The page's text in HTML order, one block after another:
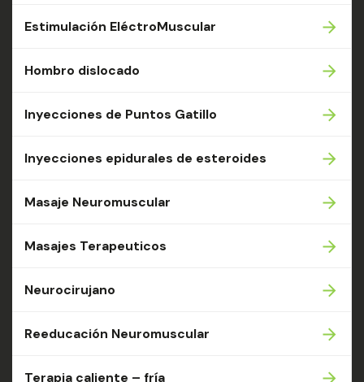
Estimulación EléctroMuscular
Hombro dislocado
Inyecciones de Puntos Gatillo
Inyecciones epidurales de esteroides
Masaje Neuromuscular
Masajes Terapeuticos
Neurocirujano
Reeducación Neuromuscular
Terapia caliente – fría